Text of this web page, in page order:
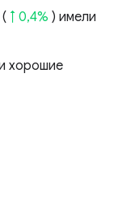
↑ 0,4% ) имели
хорошие